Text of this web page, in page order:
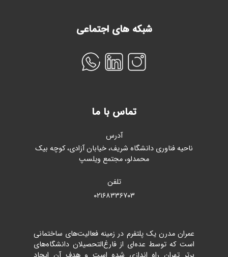
شبکه های اجتماعی
تماس با ما
آدرس
ناحیه فناوری دانشگاه شریف، خیابان آزادی، کوچه بیک
محمدلو، مجتمع ویلسپ
تلفن
۰۲۱۶۸۳۳۶۷۰۳
عمران مدرن یک پلتفرم در زمینه فعالیت‌های ساختمانی
است که توسط عده‌ای از فارغ‌التحصیلان دانشگاه‌های